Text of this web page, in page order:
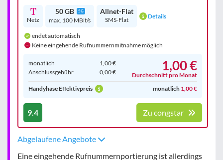
Netz
50 GB 5G
max. 100 MBit/s
Allnet-Flat
SMS-Flat Details
endet automatisch
Keine eingehende Rufnummernmitnahme möglich
monatlich
1,00 €
Anschluss­gebühr
0,00 € 1,00 €
Durchschnitt pro Monat
Handyhase Effektivpreis
monatlich 1,00 €
9.4 Zu congstar
Abgelaufene Angebote
Eine eingehende Rufnummernportierung ist allerdings